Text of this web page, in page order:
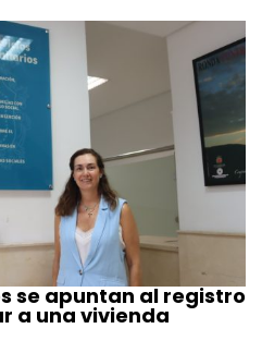
se apuntan al registro
a una vivienda